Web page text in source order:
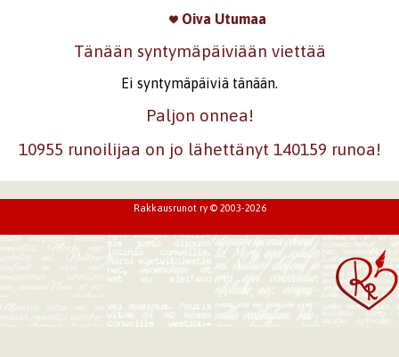
Oiva Utumaa
Tänään syntymäpäiviään viettää
Ei syntymäpäiviä tänään.
Paljon onnea!
10955 runoilijaa on jo lähettänyt 140159 runoa!
Rakkausrunot ry © 2003-2026